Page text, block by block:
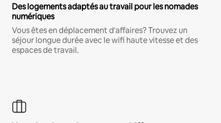
Des logements adaptés au travail pour les nomades
numériques
Vous êtes en déplacement d'affaires? Trouvez un
séjour longue durée avec le wifi haute vitesse et des
espaces de travail.